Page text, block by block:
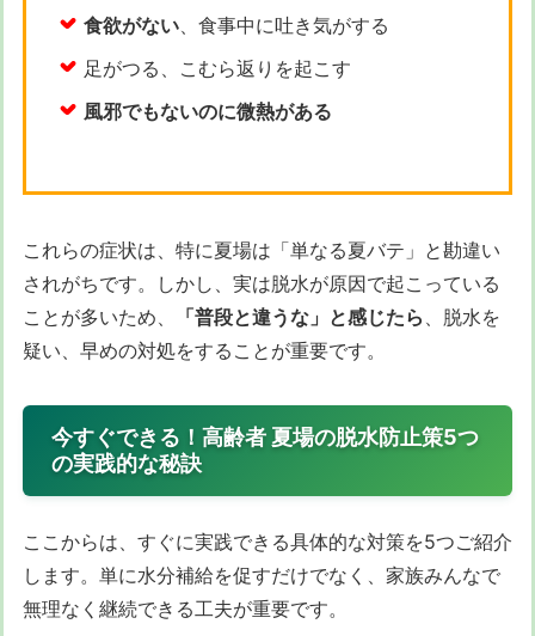
食欲がない、食事中に吐き気がする
足がつる、こむら返りを起こす
風邪でもないのに微熱がある
これらの症状は、特に夏場は「単なる夏バテ」と勘違い
されがちです。しかし、実は脱水が原因で起こっている
ことが多いため、
「普段と違うな」と感じたら 、脱水を
疑い、早めの対処をすることが重要です。
今すぐできる！高齢者 夏場の脱水防止策5つ
の実践的な秘訣
ここからは、すぐに実践できる具体的な対策を5つご紹介
します。単に水分補給を促すだけでなく、家族みんなで
無理なく継続できる工夫が重要です。